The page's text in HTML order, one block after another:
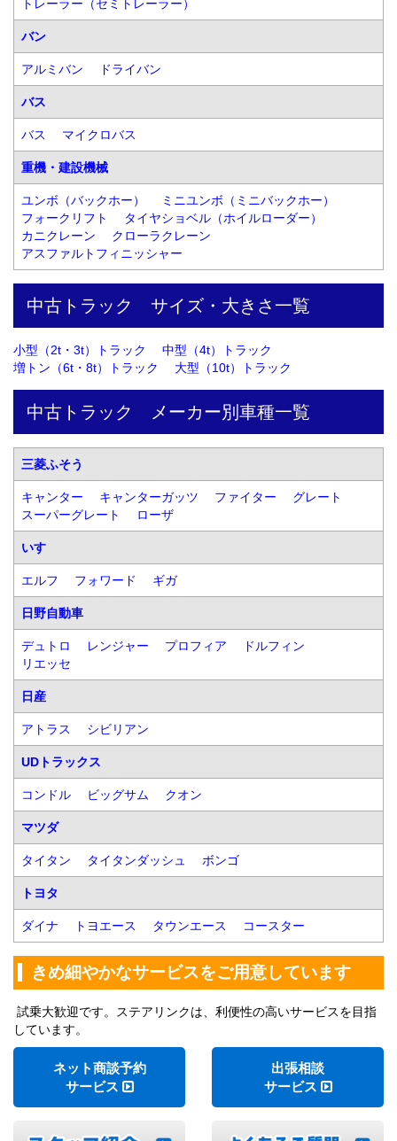
トレーラー（セミトレーラー）
バン
アルミバン ドライバン
バス
バス マイクロバス
重機・建設機械
ユンボ（バックホー）
ミニユンボ（ミニバックホー）
フォークリフト
タイヤショベル（ホイルローダー）
カニクレーン
クローラクレーン
アスファルトフィニッシャー
中古トラック　サイズ・大きさ一覧
小型（2t・3t）トラック
中型（4t）トラック
増トン（6t・8t）トラック
大型（10t）トラック
中古トラック　メーカー別車種一覧
三菱ふそう
キャンター キャンターガッツ ファイター
グレート
スーパーグレート
ローザ
いすゞ
エルフ フォワード ギガ
日野自動車
デュトロ レンジャー プロフィア
ドルフィン
リエッセ
日産
アトラス シビリアン
UDトラックス
コンドル ビッグサム クオン
マツダ
タイタン タイタンダッシュ ボンゴ
トヨタ
ダイナ トヨエース タウンエース コースター
きめ細やかなサービスをご用意しています
試乗大歓迎です。ステアリンクは、利便性の高いサービスを目指
しています。
ネット商談予約
サービス
出張相談
サービス